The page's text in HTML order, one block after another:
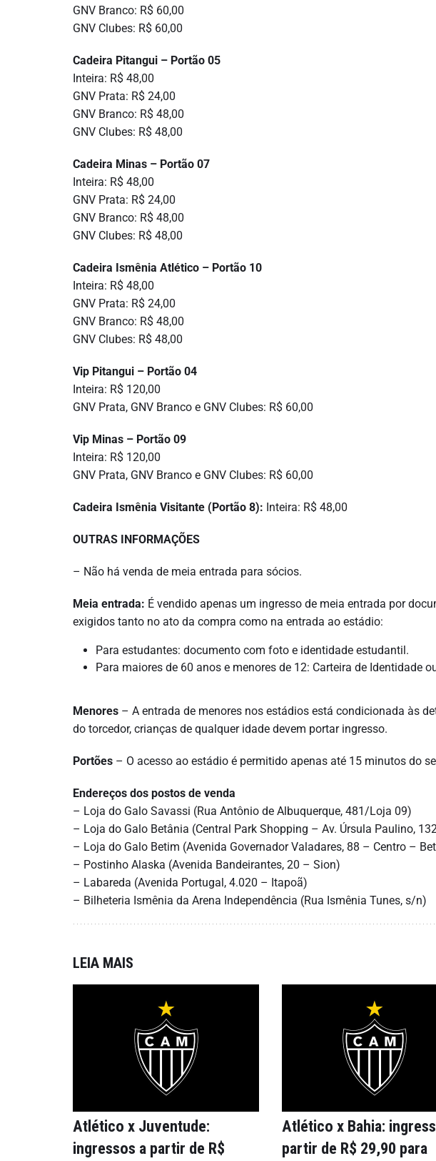
GNV Branco: R$ 60,00
GNV Clubes: R$ 60,00
Cadeira Pitangui – Portão 05
Inteira: R$ 48,00
GNV Prata: R$ 24,00
GNV Branco: R$ 48,00
GNV Clubes: R$ 48,00
Cadeira Minas – Portão 07
Inteira: R$ 48,00
GNV Prata: R$ 24,00
GNV Branco: R$ 48,00
GNV Clubes: R$ 48,00
Cadeira Ismênia Atlético – Portão 10
Inteira: R$ 48,00
GNV Prata: R$ 24,00
GNV Branco: R$ 48,00
GNV Clubes: R$ 48,00
Vip Pitangui – Portão 04
Inteira: R$ 120,00
GNV Prata, GNV Branco e GNV Clubes: R$ 60,00
Vip Minas – Portão 09
Inteira: R$ 120,00
GNV Prata, GNV Branco e GNV Clubes: R$ 60,00
Cadeira Ismênia Visitante (Portão 8): Inteira: R$ 48,00
OUTRAS INFORMAÇÕES
– Não há venda de meia entrada para sócios.
Meia entrada: É vendido apenas um ingresso de meia entrada por
exigidos tanto no ato da compra como na entrada ao estádio:
Para estudantes: documento com foto e identidade estudantil.
Para maiores de 60 anos e menores de 12: Carteira de Identidade
Menores – A entrada de menores nos estádios está condicionada às
do torcedor, crianças de qualquer idade devem portar ingresso.
Portões – O acesso ao estádio é permitido apenas até 15 minutos do
Endereços dos postos de venda
– Loja do Galo Savassi (Rua Antônio de Albuquerque, 481/Loja 09)
– Loja do Galo Betânia (Central Park Shopping – Av. Úrsula Paulino,
– Loja do Galo Betim (Avenida Governador Valadares, 88 – Centro –
– Postinho Alaska (Avenida Bandeirantes, 20 – Sion)
– Labareda (Avenida Portugal, 4.020 – Itapoã)
– Bilheteria Ismênia da Arena Independência (Rua Ismênia Tunes, s/n)
LEIA MAIS
Atlético x Juventude:
ingressos a partir de R$
Atlético x Bahia:
partir de R$ 29,90 para